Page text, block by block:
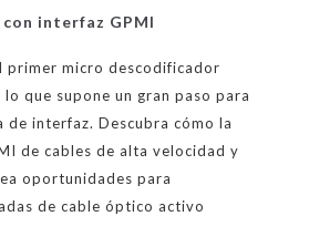
interfaz GPMI
primer micro descodificador
que supone un gran paso para
de interfaz. Descubra cómo la
de cables de alta velocidad y
oportunidades para
de cable óptico activo